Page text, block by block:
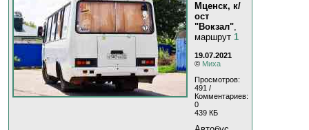
Мценск, к/
ост
"Вокзал",
маршрут 1
19.07.2021
© Миха
Просмотров:
491 /
Комментариев:
0
439 КБ